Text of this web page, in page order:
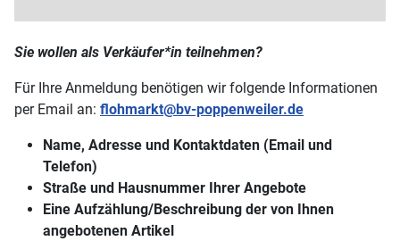
Sie wollen als Verkäufer*in teilnehmen?
Für Ihre Anmeldung benötigen wir folgende Informationen
per Email an: flohmarkt@bv-poppenweiler.de
Name, Adresse und Kontaktdaten (Email und
Telefon)
Straße und Hausnummer Ihrer Angebote
Eine Aufzählung/Beschreibung der von Ihnen
angebotenen Artikel